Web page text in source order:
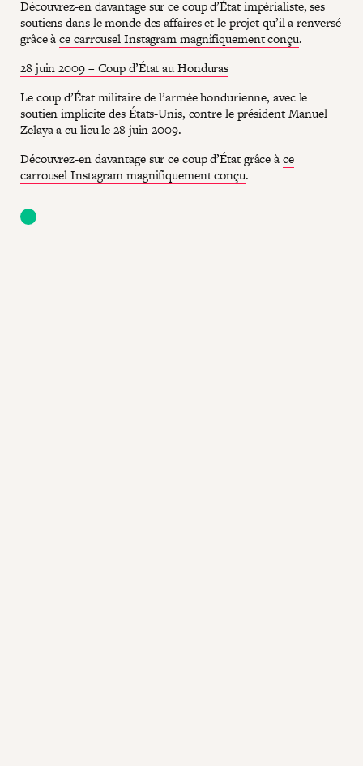
Découvrez-en davantage sur ce coup d’État impérialiste, ses
soutiens dans le monde des affaires et le projet qu’il a renversé
grâce àce carrousel Instagram magnifiquement conçu.
28 juin 2009 – Coup d’État au Honduras
Le coup d’État militaire de l’armée hondurienne, avec le
soutien implicite des États-Unis, contre le président Manuel
Zelaya a eu lieu le 28 juin 2009.
Découvrez-en davantage sur ce coup d’État grâce àce
carrousel Instagram magnifiquement conçu.